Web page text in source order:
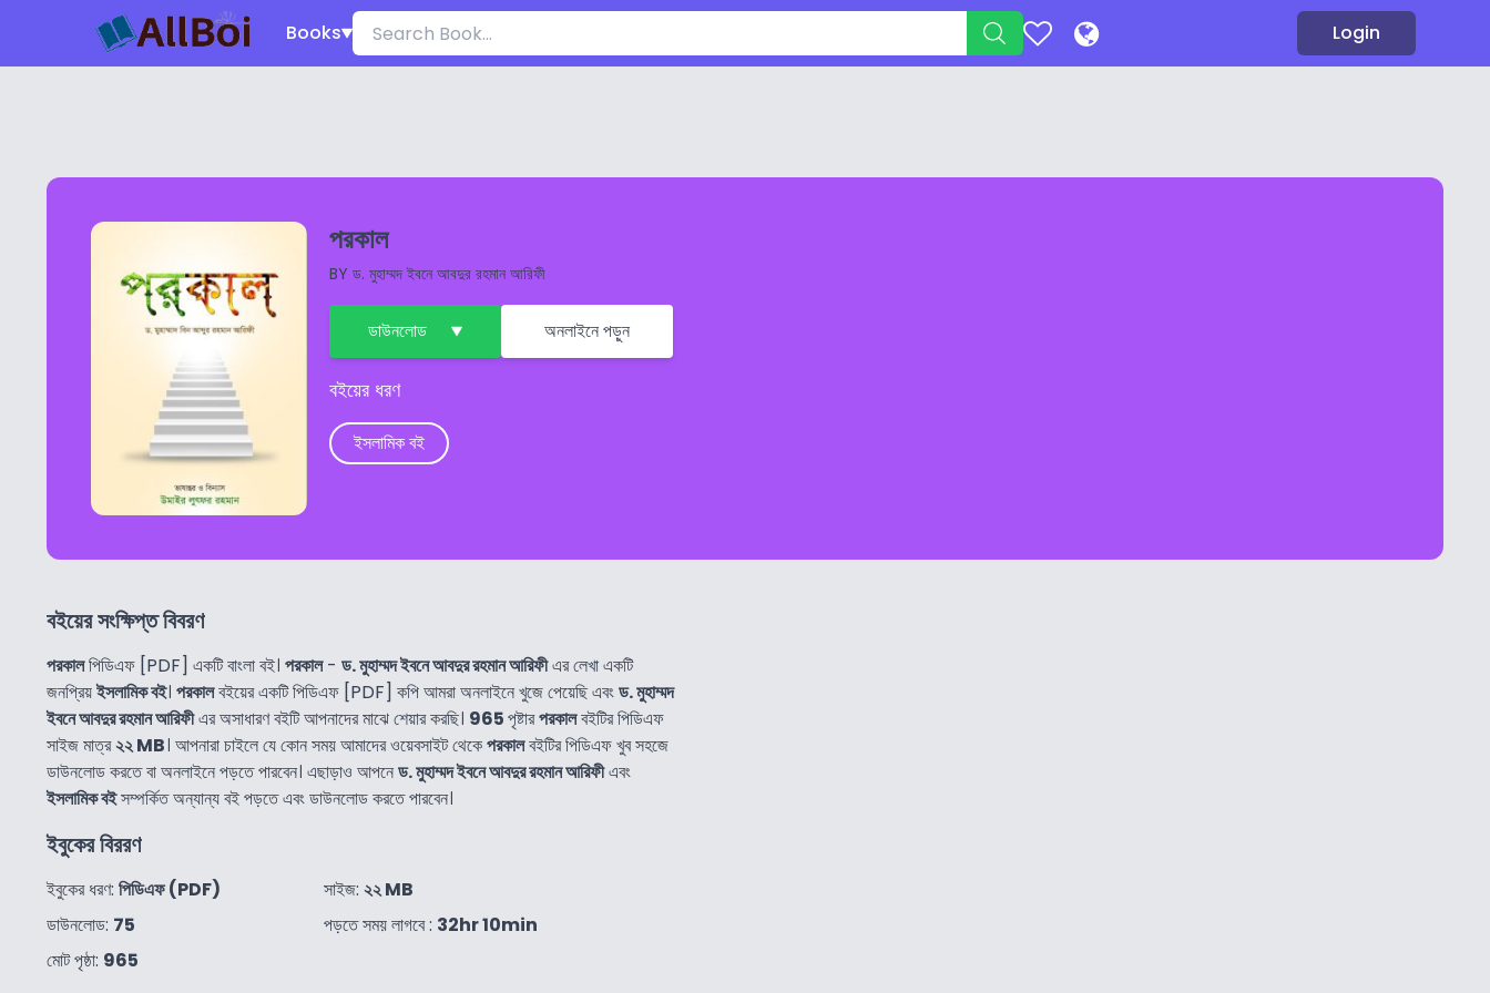
Books Login
পরকাল
BY ড. মুহাম্মদ ইবনে আবদুর রহমান আরিফী
ডাউনলোড অনলাইনে পড়ুন
বইয়ের ধরণ
ইসলামিক বই
বইয়ের সংক্ষিপ্ত বিবরণ
পরকালপিডিএফ [PDF] একটি বাংলা বই। পরকাল- ড. মুহাম্মদ ইবনে আবদুর রহমান আরিফীএর লেখা একটি
জনপ্রিয়ইসলামিক বই। পরকালবইয়ের একটি পিডিএফ [PDF] কপি আমরা অনলাইনে খুজে পেয়েছি এবংড. মুহাম্মদ
ইবনে আবদুর রহমান আরিফীএর অসাধারণ বইটি আপনাদের মাঝে শেয়ার করছি। 965পৃষ্টারপরকালবইটির পিডিএফ
সাইজ মাত্র২২ MB। আপনারা চাইলে যে কোন সময় আমাদের ওয়েবসাইট থেকেপরকালবইটির পিডিএফ খুব সহজে
ডাউনলোড করতে বা অনলাইনে পড়তে পারবেন। এছাড়াও আপনেড. মুহাম্মদ ইবনে আবদুর রহমান আরিফীএবং
ইসলামিক বইসম্পর্কিত অন্যান্য বই পড়তে এবং ডাউনলোড করতে পারবেন।
ইবুকের বিররণ
ইবুকের ধরণ: পিডিএফ (PDF)
ডাউনলোড: 75
মোট পৃষ্ঠা: 965
সাইজ: ২২ MB
পড়তে সময় লাগবে : 32hr 10min